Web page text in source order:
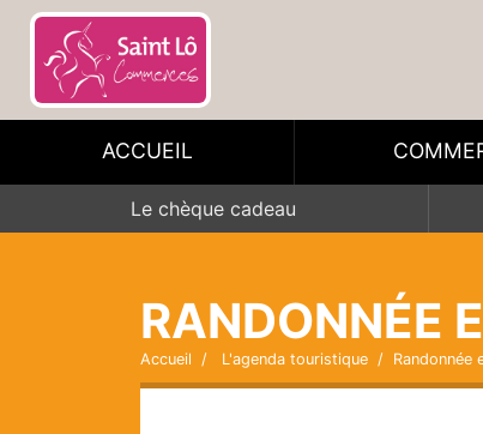
ACCUEIL
Le chèque cadeau
RANDONNÉE
Accueil L'agenda touristique Randonnée